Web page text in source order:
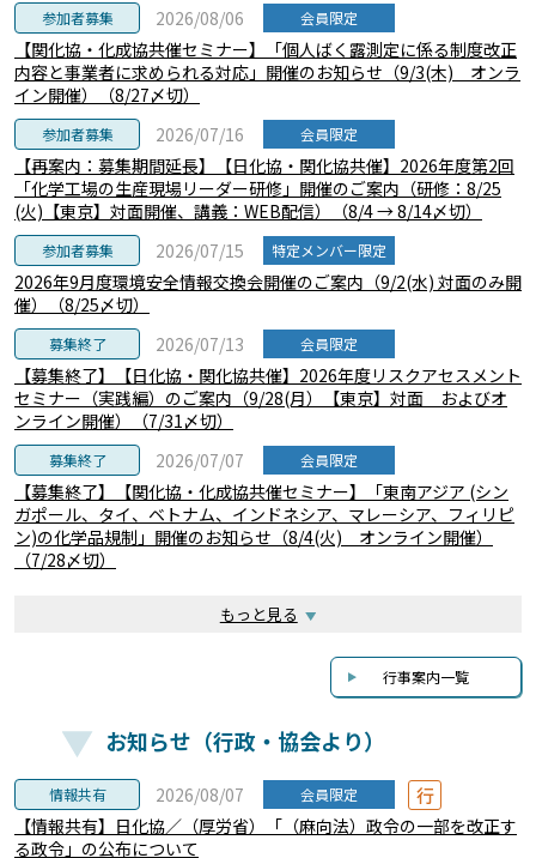
参加者募集 2026/08/06 会員限定
【関化協・化成協共催セミナー】「個人ばく露測定に係る制度改正
内容と事業者に求められる対応」開催のお知らせ（9/3(木) オンラ
イン開催）（8/27〆切）
参加者募集 2026/07/16 会員限定
【再案内：募集期間延長】【日化協・関化協共催】2026年度第2回
「化学工場の生産現場リーダー研修」開催のご案内（研修：8/25
(火)【東京】対面開催、講義：WEB配信）（8/4 → 8/14〆切）
参加者募集 2026/07/15 特定メンバー限定
2026年9月度環境安全情報交換会開催のご案内（9/2(水) 対面のみ開
催）（8/25〆切）
募集終了 2026/07/13 会員限定
【募集終了】【日化協・関化協共催】2026年度リスクアセスメント
セミナー（実践編）のご案内（9/28(月）【東京】対面 およびオ
ンライン開催）（7/31〆切）
募集終了 2026/07/07 会員限定
【募集終了】【関化協・化成協共催セミナー】「東南アジア (シン
ガポール、タイ、ベトナム、インドネシア、マレーシア、フィリピ
ン)の化学品規制」開催のお知らせ（8/4(火) オンライン開催）
（7/28〆切）
もっと見る
行事案内一覧
お知らせ（行政・協会より）
情報共有 2026/08/07 会員限定 行
【情報共有】日化協／（厚労省）「（麻向法）政令の一部を改正す
る政令」の公布について